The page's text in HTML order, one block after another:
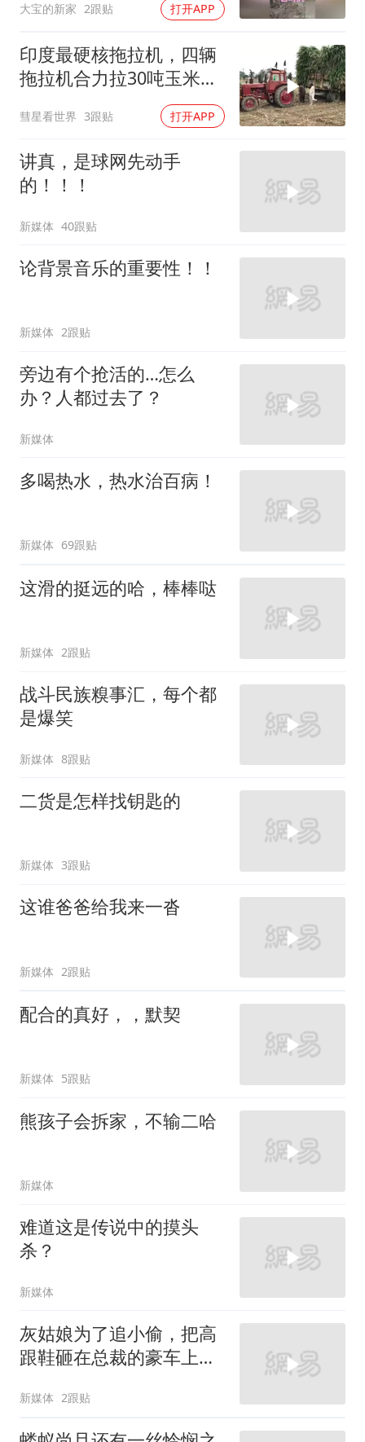
大宝的新家 2跟贴 打开APP
印度最硬核拖拉机，四辆
拖拉机合力拉30吨玉米，
彗星看世界 3跟贴 打开APP
讲真，是球网先动手
的！！！
新媒体 40跟贴
论背景音乐的重要性！！
新媒体 2跟贴
旁边有个抢活的…怎么
办？人都过去了？
新媒体
多喝热水，热水治百病！
新媒体 69跟贴
这滑的挺远的哈，棒棒哒
新媒体 2跟贴
战斗民族糗事汇，每个都
是爆笑
新媒体 8跟贴
二货是怎样找钥匙的
新媒体 3跟贴
这谁爸爸给我来一沓
新媒体 2跟贴
配合的真好，，默契
新媒体 5跟贴
熊孩子会拆家，不输二哈
新媒体
难道这是传说中的摸头
杀？
新媒体
灰姑娘为了追小偷，把高
跟鞋砸在总裁的豪车上，
新媒体 2跟贴